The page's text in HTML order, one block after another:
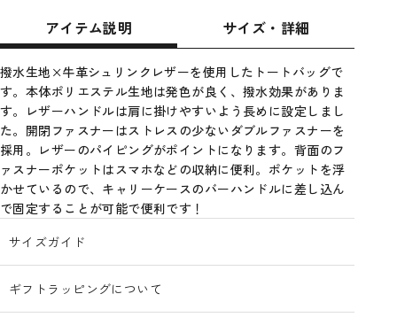
アイテム説明 サイズ・詳細
撥水生地×牛革シュリンクレザーを使用したトートバッグで
す。本体ポリエステル生地は発色が良く、撥水効果がありま
す。レザーハンドルは肩に掛けやすいよう長めに設定しまし
た。開閉ファスナーはストレスの少ないダブルファスナーを
採用。レザーのパイピングがポイントになります。背面のフ
ァスナーポケットはスマホなどの収納に便利。ポケットを浮
かせているので、キャリーケースのバーハンドルに差し込ん
で固定することが可能で便利です！
サイズガイド
ギフトラッピングについて